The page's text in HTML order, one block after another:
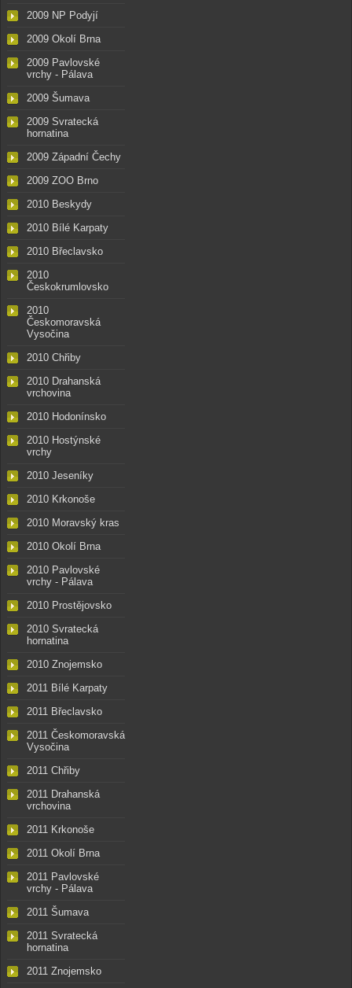
2009 NP Podyjí
2009 Okolí Brna
2009 Pavlovské
vrchy - Pálava
2009 Šumava
2009 Svratecká
hornatina
2009 Západní Čechy
2009 ZOO Brno
2010 Beskydy
2010 Bílé Karpaty
2010 Břeclavsko
2010
Českokrumlovsko
2010
Českomoravská
Vysočina
2010 Chřiby
2010 Drahanská
vrchovina
2010 Hodonínsko
2010 Hostýnské
vrchy
2010 Jeseníky
2010 Krkonoše
2010 Moravský kras
2010 Okolí Brna
2010 Pavlovské
vrchy - Pálava
2010 Prostějovsko
2010 Svratecká
hornatina
2010 Znojemsko
2011 Bílé Karpaty
2011 Břeclavsko
2011 Českomoravská
Vysočina
2011 Chřiby
2011 Drahanská
vrchovina
2011 Krkonoše
2011 Okolí Brna
2011 Pavlovské
vrchy - Pálava
2011 Šumava
2011 Svratecká
hornatina
2011 Znojemsko